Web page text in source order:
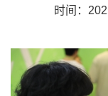
时间：